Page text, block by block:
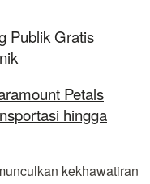
Publik Gratis
Petals
hingga
kekhawatiran